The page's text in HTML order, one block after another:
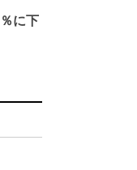
に下